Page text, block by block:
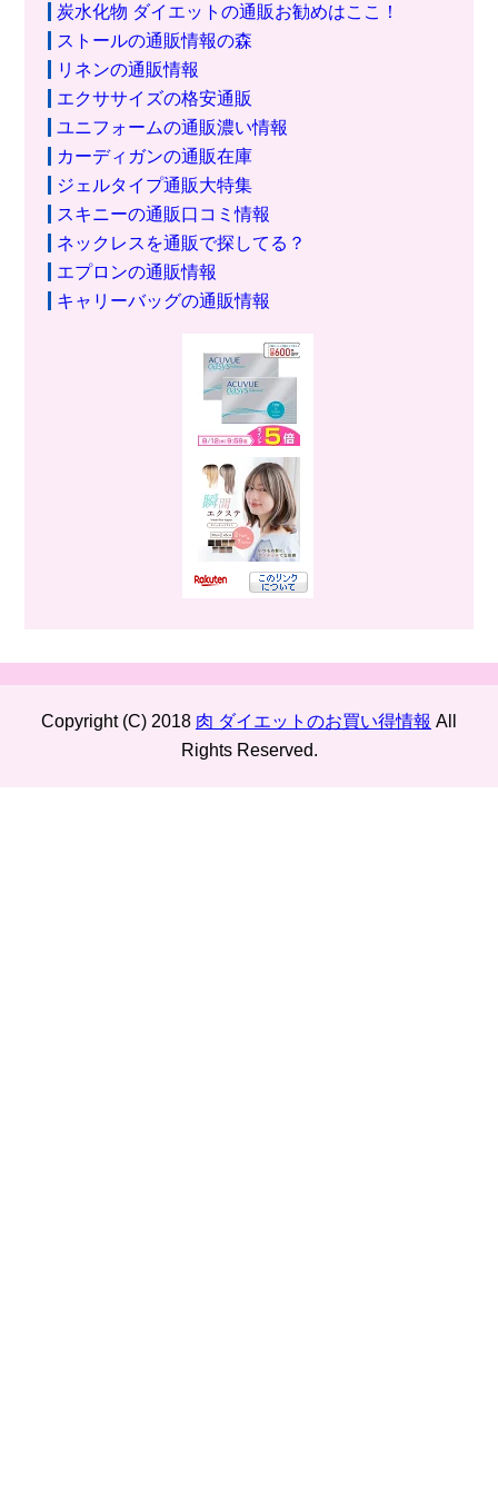
炭水化物 ダイエットの通販お勧めはここ！
ストールの通販情報の森
リネンの通販情報
エクササイズの格安通販
ユニフォームの通販濃い情報
カーディガンの通販在庫
ジェルタイプ通販大特集
スキニーの通販口コミ情報
ネックレスを通販で探してる？
エプロンの通販情報
キャリーバッグの通販情報
Copyright (C) 2018 肉 ダイエットのお買い得情報 All
Rights Reserved.